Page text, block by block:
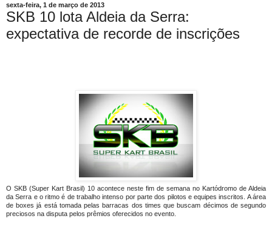
sexta-feira, 1 de março de 2013
SKB 10 lota Aldeia da Serra:
expectativa de recorde de inscrições
O SKB (Super Kart Brasil) 10 acontece neste fim de semana no Kartódromo de Aldeia
da Serra e o ritmo é de trabalho intenso por parte dos pilotos e equipes inscritos. A área
de boxes já está tomada pelas barracas dos times que buscam décimos de segundo
preciosos na disputa pelos prêmios oferecidos no evento.